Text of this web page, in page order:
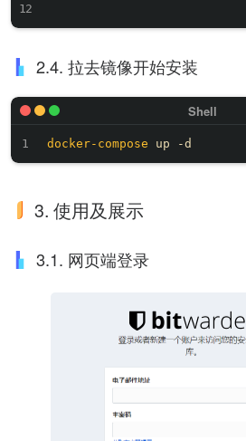
2.4. 拉去镜像开始安装
docker-compose
3. 使用及展示
3.1. 网页端登录